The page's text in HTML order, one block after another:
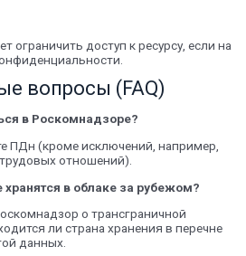
ограничить доступ к ресурсу, если на
вопросы (FAQ)
в Роскомнадзоре?
ПДн (кроме исключений, например,
отношений).
в облаке за рубежом?
о трансграничной
ли страна хранения в перечне
данных.